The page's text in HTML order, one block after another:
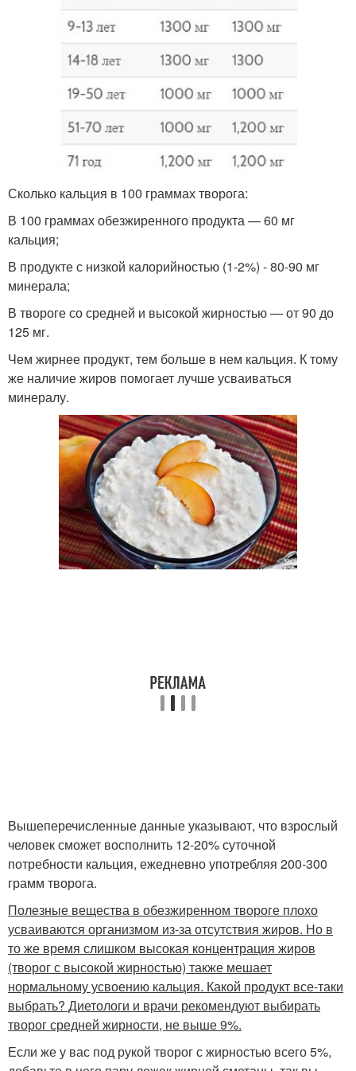
Сколько кальция в 100 граммах творога:
В 100 граммах обезжиренного продукта — 60 мг
кальция;
В продукте с низкой калорийностью (1-2%) - 80-90 мг
минерала;
В твороге со средней и высокой жирностью — от 90 до
125 мг.
Чем жирнее продукт, тем больше в нем кальция. К тому
же наличие жиров помогает лучше усваиваться
минералу.
Вышеперечисленные данные указывают, что взрослый
человек сможет восполнить 12-20% суточной
потребности кальция, ежедневно употребляя 200-300
грамм творога.
Полезные вещества в обезжиренном твороге плохо
усваиваются организмом из-за отсутствия жиров. Но в
то же время слишком высокая концентрация жиров
(творог с высокой жирностью) также мешает
нормальному усвоению кальция. Какой продукт все-таки
выбрать? Диетологи и врачи рекомендуют выбирать
творог средней жирности, не выше 9%.
Если же у вас под рукой творог с жирностью всего 5%,